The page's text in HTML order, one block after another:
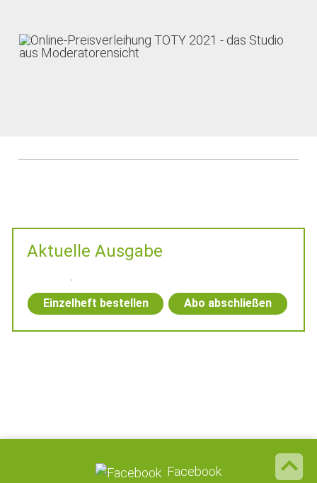
Aktuelle Ausgabe
Einzelheft bestellen Abo abschließen
Facebook